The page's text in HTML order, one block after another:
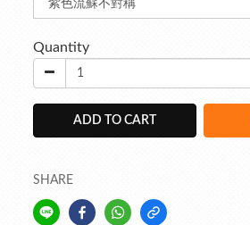
Quantity
ADD TO CART
SHARE